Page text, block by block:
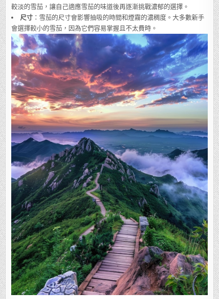
較淡的雪茄，讓自己適應雪茄的味道後再逐漸挑戰濃郁的選擇。
尺寸 ：雪茄的尺寸會影響抽吸的時間和煙霧的濃稠度。大多數新手
會選擇較小的雪茄，因為它們容易掌握且不太費時。